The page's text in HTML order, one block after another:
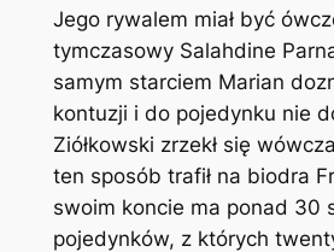
Jego rywalem miał być
tymczasowy Salahdine
samym starciem Marian
kontuzji i do pojedynku nie
Ziółkowski zrzekł się
ten sposób trafił na biodra
swoim koncie ma ponad 30
pojedynków, z których